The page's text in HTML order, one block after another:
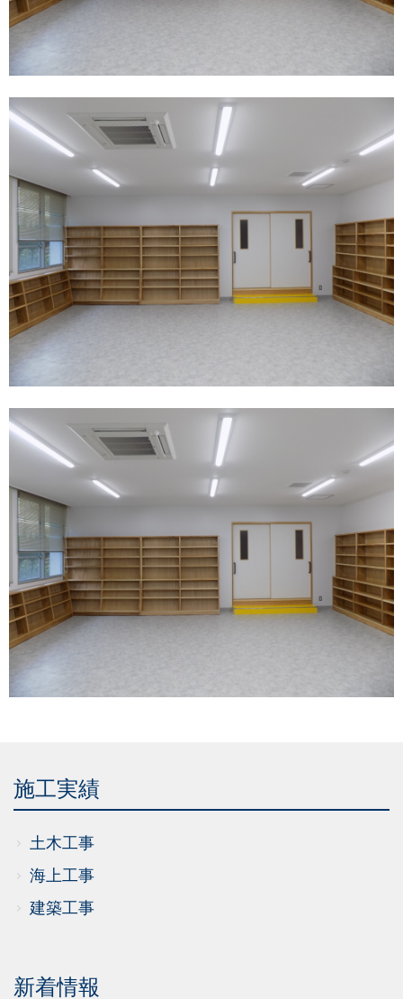
施工実績
土木工事
海上工事
建築工事
新着情報